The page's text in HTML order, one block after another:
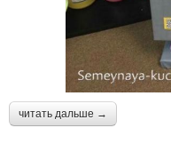
читать дальше →